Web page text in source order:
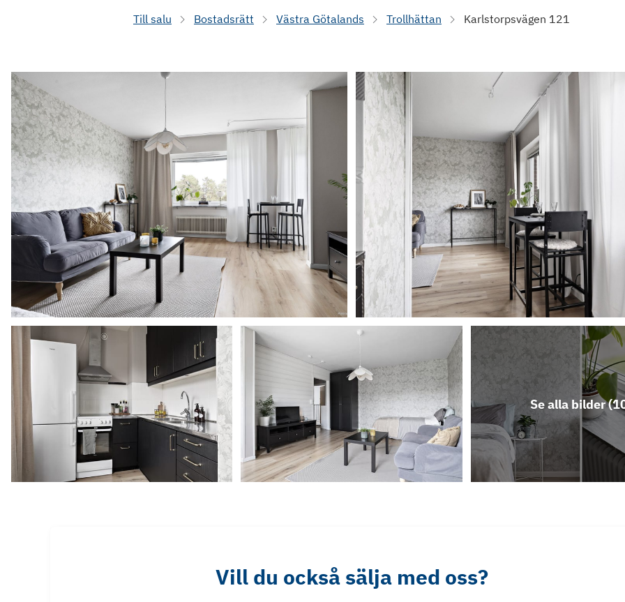
Till salu Bostadsrätt Västra Götalands Trollhättan Karlstorpsvägen 121
Se alla bilder (
Vill du också sälja med oss?